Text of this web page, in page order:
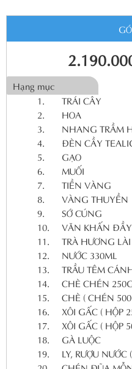
Hạng mục
1.
TRÁI CÂY
2.
HOA
3.
NHANG TRẦM
4.
ĐÈN CẦY
5.
GẠO
6.
MUỐI
7.
TIỀN VÀNG
8.
VÀNG THUYỀN
9.
SỚ CÚNG
10.
VĂN KHẤN
11.
TRÀ HƯƠNG LÀI
12.
NƯỚC 330ML
13.
TRẦU TÊM
14.
CHÈ CHÉN
15.
CHÈ ( CHÉN
16.
XÔI GẤC ( HỘP
17.
XÔI GẤC ( HỘP
18.
GÀ LUỘC
19.
LY, RƯỢU